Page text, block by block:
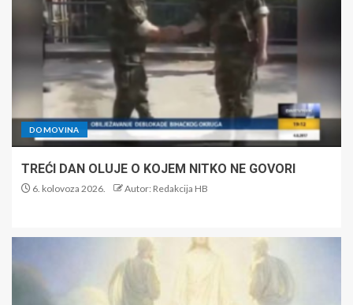
DOMOVINA
TREĆI DAN OLUJE O KOJEM NITKO NE GOVORI
6. kolovoza 2026. Autor: Redakcija HB